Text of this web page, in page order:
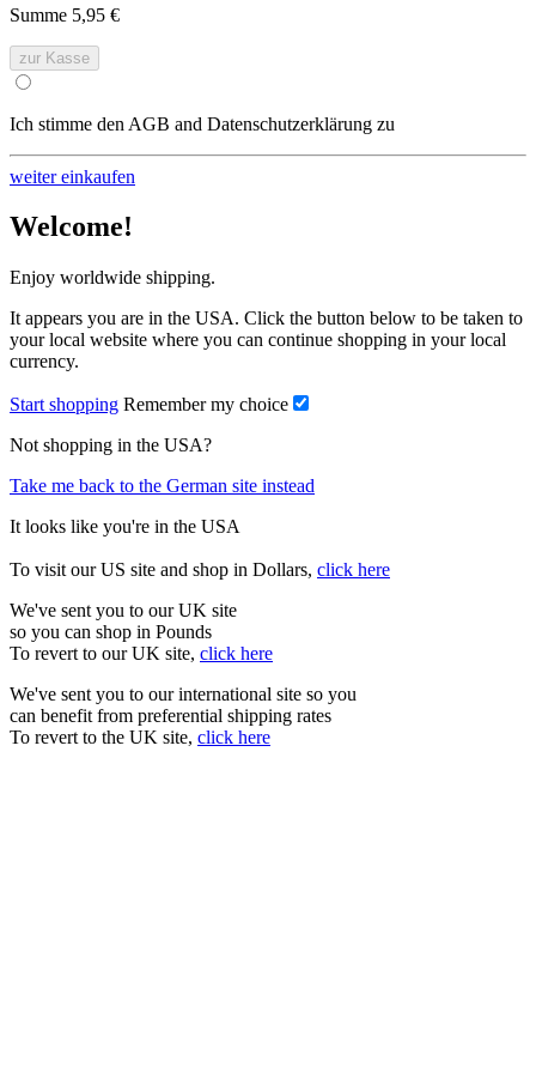
Summe 5,95 €
zur Kasse
Ich stimme den AGB and Datenschutzerklärung zu
weiter einkaufen
Welcome!
Enjoy worldwide shipping.
It appears you are in the USA. Click the button below to be taken to
your local website where you can continue shopping in your local
currency.
Start shopping Remember my choice
Not shopping in the USA?
Take me back to the German site instead
It looks like you're in the USA
To visit our US site and shop in Dollars, click here
We've sent you to our UK site
so you can shop in Pounds
To revert to our UK site, click here
We've sent you to our international site so you
can benefit from preferential shipping rates
To revert to the UK site, click here